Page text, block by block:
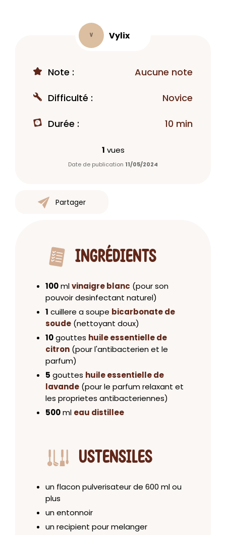
V Vylix
Note : Aucune note
Difficulté : Novice
Durée : 10 min
1 vues
Date de publication 11/05/2024
Partager
INGRÉDIENTS
100mlvinaigre blanc (pour son
pouvoir desinfectant naturel)
1 cuillere a soupe bicarbonate de
soude (nettoyant doux)
10gouttes huile essentielle de
citron (pour l'antibacterien et le
parfum)
5 gouttes huile essentielle de
lavande (pour le parfum relaxant et
les proprietes antibacteriennes)
500ml eau distillee
USTENSILES
un flacon pulverisateur de 600 ml ou
plus
un entonnoir
un recipient pour melanger